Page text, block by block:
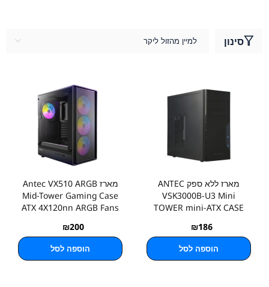
סינון למיין מהזול ליקר
מארז ללא ספק ANTEC
VSK3000B-U3 Mini
TOWER mini-ATX CASE
₪186
הוספה לסל
מארז Antec VX510 ARGB
Mid-Tower Gaming Case
ATX 4X120nn ARGB Fans
₪200
הוספה לסל